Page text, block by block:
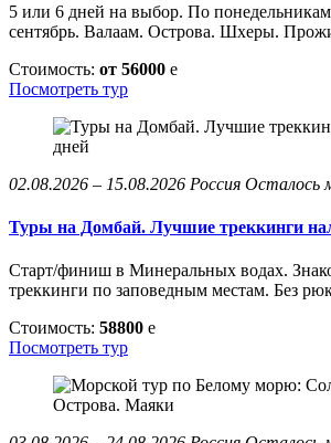
5 или 6 дней на выбор. По
сентябрь. Валаам. Острова. Шхеры.
Стоимость: от 56000 e
Посмотреть тур
02.08.2026 – 15.08.2026 Россия Осталось
Туры на Домбай. Лучшие треккинги
Старт/финиш в Минеральных водах.
треккинги по заповедным местам. Без
Стоимость: 58800 e
Посмотреть тур